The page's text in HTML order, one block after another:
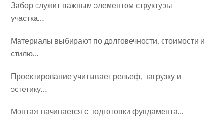
Забор служит важным элементом структуры
участка…
Материалы выбирают по долговечности, стоимости и
стилю…
Проектирование учитывает рельеф, нагрузку и
эстетику…
Монтаж начинается с подготовки фундамента…